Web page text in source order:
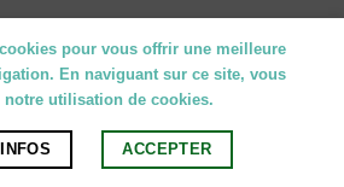
pour vous offrir une meilleure
En naviguant sur ce site, vous
notre utilisation de cookies.
ACCEPTER